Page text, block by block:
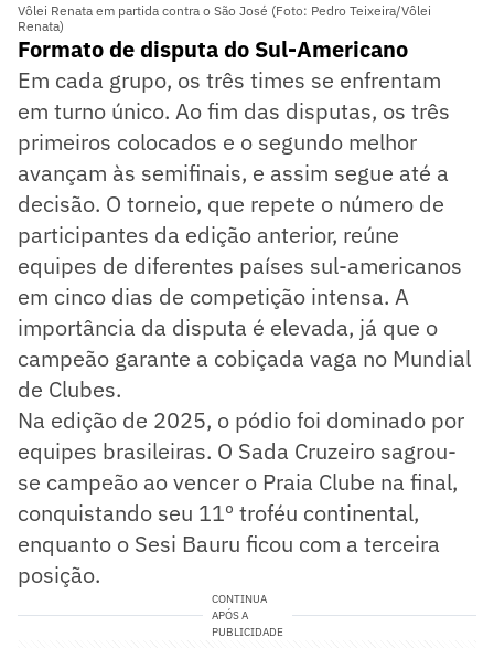
Vôlei Renata em partida contra o São José (Foto: Pedro Teixeira/Vôlei
Renata)
Formato de disputa do Sul-Americano
Em cada grupo, os três times se enfrentam
em turno único. Ao fim das disputas, os três
primeiros colocados e o segundo melhor
avançam às semifinais, e assim segue até a
decisão. O torneio, que repete o número de
participantes da edição anterior, reúne
equipes de diferentes países sul-americanos
em cinco dias de competição intensa. A
importância da disputa é elevada, já que o
campeão garante a cobiçada vaga no Mundial
de Clubes.
Na edição de 2025, o pódio foi dominado por
equipes brasileiras. O Sada Cruzeiro sagrou-
se campeão ao vencer o Praia Clube na final,
conquistando seu 11º troféu continental,
enquanto o Sesi Bauru ficou com a terceira
posição.
CONTINUA
APÓS A
PUBLICIDADE